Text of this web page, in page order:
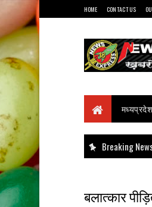
HOME CONTACT US
मध्यप्रदेश
Breaking
बलात्कार